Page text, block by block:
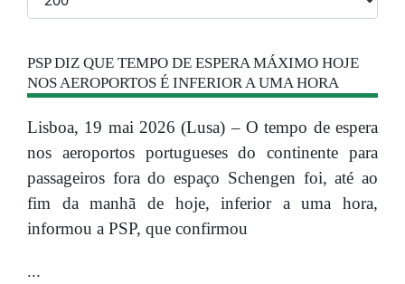
PSP DIZ QUE TEMPO DE ESPERA MÁXIMO HOJE
NOS AEROPORTOS É INFERIOR A UMA HORA
Lisboa, 19 mai 2026 (Lusa) – O tempo de espera
nos aeroportos portugueses do continente para
passageiros fora do espaço Schengen foi, até ao
fim da manhã de hoje, inferior a uma hora,
informou a PSP, que confirmou
...